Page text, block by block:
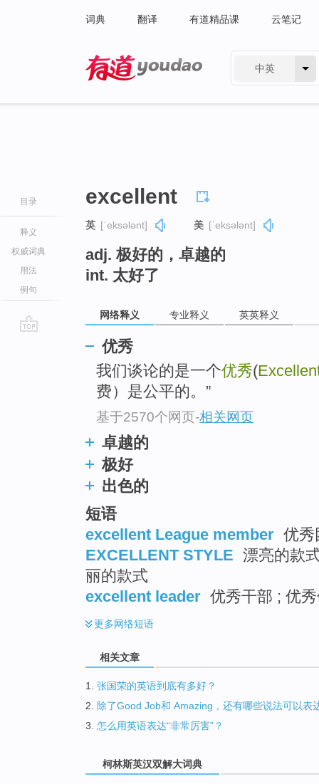
词典 翻译 有道精品课 云笔记
中英
目录
释义
权威词典
用法
例句
excellent
英 [ˈeksələnt] 美 [ˈeksələnt]
adj. 极好的，卓越的
int. 太好了
网络释义 专业释义 英英释义
优秀
我们谈论的是一个优秀(
费）是公平的。”
基于2570个网页-相关网页
卓越的
极好
出色的
短语
excellent League member 优秀
EXCELLENT STYLE 漂亮的款
丽的款式
excellent leader 优秀干部 ; 优
更多网络短语
相关文章
1. 张国荣的英语到底有多好？
2.
除了Good Job和 Amazing，还有哪些说法可以表
3. 怎么用英语表达“非常厉害”？
柯林斯英汉双解大词典